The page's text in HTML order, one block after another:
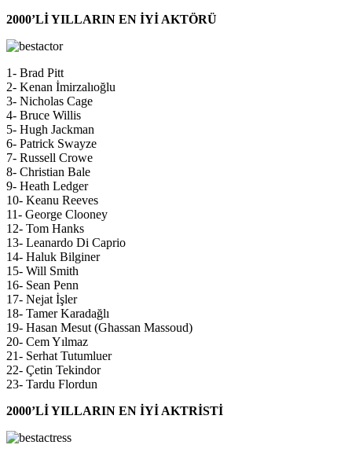
2000’Lİ YILLARIN EN İYİ AKTÖRÜ
1- Brad Pitt
2- Kenan İmirzalıoğlu
3- Nicholas Cage
4- Bruce Willis
5- Hugh Jackman
6- Patrick Swayze
7- Russell Crowe
8- Christian Bale
9- Heath Ledger
10- Keanu Reeves
11- George Clooney
12- Tom Hanks
13- Leanardo Di Caprio
14- Haluk Bilginer
15- Will Smith
16- Sean Penn
17- Nejat İşler
18- Tamer Karadağlı
19- Hasan Mesut (Ghassan Massoud)
20- Cem Yılmaz
21- Serhat Tutumluer
22- Çetin Tekindor
23- Tardu Flordun
2000’Lİ YILLARIN EN İYİ AKTRİSTİ